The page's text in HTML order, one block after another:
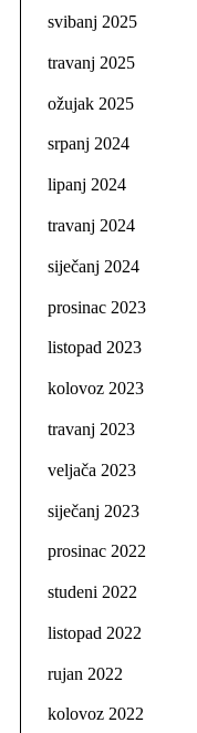
svibanj 2025
travanj 2025
ožujak 2025
srpanj 2024
lipanj 2024
travanj 2024
siječanj 2024
prosinac 2023
listopad 2023
kolovoz 2023
travanj 2023
veljača 2023
siječanj 2023
prosinac 2022
studeni 2022
listopad 2022
rujan 2022
kolovoz 2022